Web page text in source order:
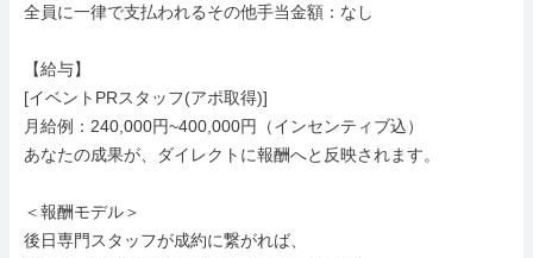
全員に一律で支払われるその他手当金額：なし
【給与】
[イベントPRスタッフ(アポ取得)]
月給例：240,000円~400,000円（インセンティブ込）
あなたの成果が、ダイレクトに報酬へと反映されます。
＜報酬モデル＞
後日専門スタッフが成約に繋がれば、